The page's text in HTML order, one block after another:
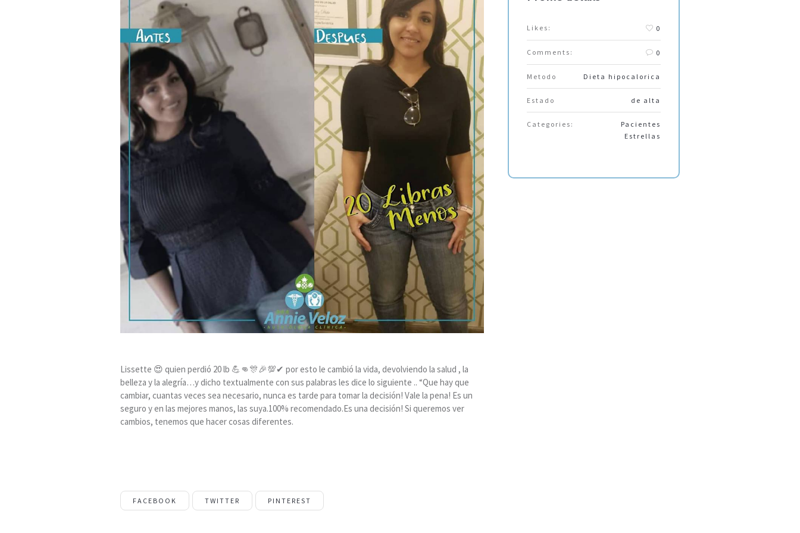
Lissette 😍 quien perdió 20 lb 💪👊🎊🎉💯✔ por esto le cambió la vida, devolviendo la salud , la
belleza y la alegría…y dicho textualmente con sus palabras les dice lo siguiente .. “Que hay que
cambiar, cuantas veces sea necesario, nunca es tarde para tomar la decisión! Vale la pena! Es un
seguro y en las mejores manos, las suya.100% recomendado.Es una decisión! Si queremos ver
cambios, tenemos que hacer cosas diferentes.
Likes: 0
Comments: 0
Metodo Dieta hipocalorica
Estado de alta
Categories:
Pacientes
Estrellas
FACEBOOK TWITTER PINTEREST